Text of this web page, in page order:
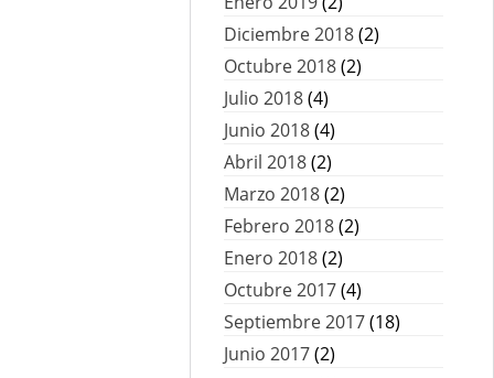
Diciembre 2018(2)
Octubre 2018(2)
Julio 2018(4)
Junio 2018(4)
Abril 2018(2)
Marzo 2018(2)
Febrero 2018(2)
Enero 2018(2)
Octubre 2017(4)
Septiembre 2017(18)
Junio 2017(2)